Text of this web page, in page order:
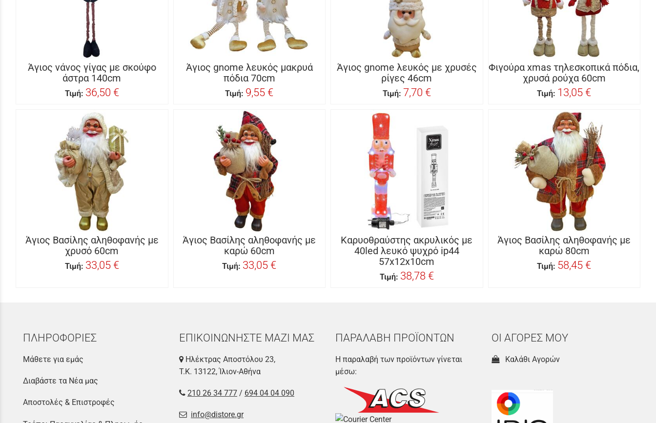
Άγιος νάνος γίγας με σκούφο
άστρα 140cm
Τιμή: 36,50 €
Άγιος gnome λευκός μακρυά
πόδια 70cm
Τιμή: 9,55 €
Άγιος gnome λευκός με χρυσές
ρίγες 46cm
Τιμή: 7,70 €
Φιγούρα xmas τηλεσκοπικά πόδια,
χρυσά ρούχα 60cm
Τιμή: 13,05 €
Άγιος Βασίλης αληθοφανής με
χρυσό 60cm
Τιμή: 33,05 €
Άγιος Βασίλης αληθοφανής με
καρώ 60cm
Τιμή: 33,05 €
Καρυοθραύστης ακρυλικός με
40led λευκό ψυχρό ip44
57x12x10cm
Τιμή: 38,78 €
Άγιος Βασίλης αληθοφανής με
καρώ 80cm
Τιμή: 58,45 €
ΠΛΗΡΟΦΟΡΙΕΣ
Μάθετε για εμάς
Διαβάστε τα Νέα μας
Αποστολές & Επιστροφές
ΕΠΙΚΟΙΝΩΝΗΣΤΕ ΜΑΖΙ ΜΑΣ
Ηλέκτρας Αποστόλου 23,
Τ.Κ. 13122, Ίλιον-Αθήνα
210 26 34 777 / 694 04 04 090
info@distore.gr
ΠΑΡΑΛΑΒΗ ΠΡΟΪΟΝΤΩΝ
Η παραλαβή των προϊόντων γίνεται
μέσω:
ΟΙ ΑΓΟΡΕΣ ΜΟΥ
Καλάθι Αγορών